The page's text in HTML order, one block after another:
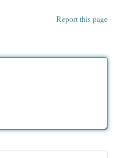
Report this page